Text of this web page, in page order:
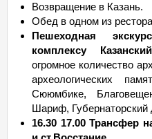
Возвращение в Казань.
Обед в одном из
Пешеходная
комплексу
огромное количество
археологических
Сююмбике,
Шариф, Губернаторский
16.30 17.00Трансфер